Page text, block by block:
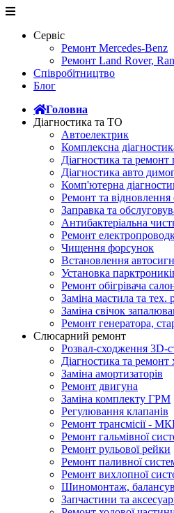
Сервіс
Ремонт Mercedes-Benz
Ремонт Land Rover,
Співробітництво
Блог
Головна
Діагностика та ТО
Автоелектрик
Комплексна
Діагностика та ремонт
Діагностика авто
Комп'ютерна
Ремонт та
Заправка та
Антибактеріальна
Ремонт
Чищення форсунок
Встановлення
Установка
Ремонт обігрівача
Заміна мастила та тех.
Заміна свічок
Ремонт генератора,
Слюсарний ремонт
Розвал-сходження 3D-
Діагностика та ремонт
Заміна амортизаторів
Ремонт двигуна
Заміна комплекту ГРМ
Регулювання клапанів
Ремонт трансмісії -
Ремонт гальмівної
Ремонт рульової рейки
Ремонт паливної
Ремонт вихлопної
Шиномонтаж,
Запчастини та